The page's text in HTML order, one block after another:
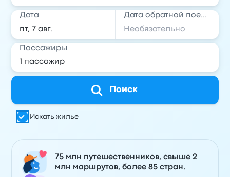
Дата Дата обратной поездки
Пассажиры
Поиск
Искать жилье
75 млн путешественников, свыше 2
млн маршрутов, более 85 стран.